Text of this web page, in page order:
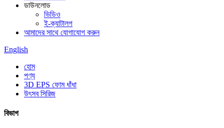
ডাউনলোড
ভিডিও
ই-ক্যাটালগ
আমাদের সাথে যোগাযোগ করুন
English
হোম
পণ্য
3D EPS ফোম ধাঁধা
উৎসব সিরিজ
বিভাগ